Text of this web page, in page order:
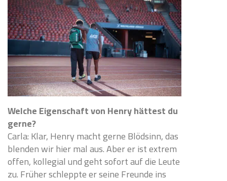
Welche Eigenschaft von Henry hättest du
gerne?
Carla: Klar, Henry macht gerne Blödsinn, das
blenden wir hier mal aus. Aber er ist extrem
offen, kollegial und geht sofort auf die Leute
zu. Früher schleppte er seine Freunde ins